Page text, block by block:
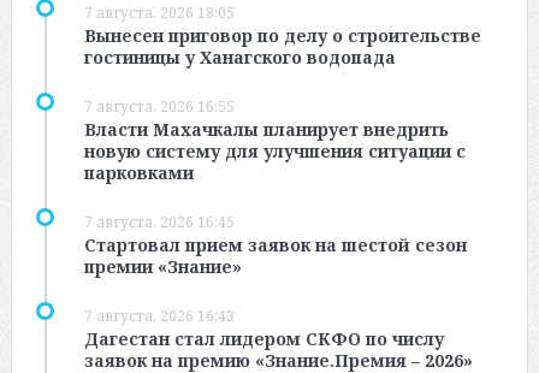
7 августа, 2026 18:05
Вынесен приговор по делу о строительстве
гостиницы у Ханагского водопада
7 августа, 2026 16:55
Власти Махачкалы планирует внедрить
новую систему для улучшения ситуации с
парковками
7 августа, 2026 16:45
Стартовал прием заявок на шестой сезон
премии «Знание»
7 августа, 2026 16:43
Дагестан стал лидером СКФО по числу
заявок на премию «Знание.Премия – 2026»